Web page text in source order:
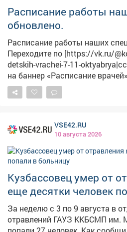
Расписание работы
обновлено.
Расписание работы наших
Переходите по [https://vk.ru/
detskih-vrachei-7-11-
на баннер «Расписание
сообщества Важные номера телефонов: 📌 Вызов
врача на дом Для взрослых: 4-77-77 Для детей
пр. Шахтёров, 27: 3-66-05 Детская поликлиника ул. Гули
Королёвой, 15: 2-29-06 Единый колл-центр: 4-77-77 📌
Стоматология Регистратура: 2-20-84 Платный кабинет:
2-05-83 📌 Психо-неврологический диспансер
Регистратура: 3-99-72 📌 Женская консультация
Регистратура: 2-11-38 📌 Центр здоровья
Регистратура: 6-51-77 (добавочный
пт, с 8:00 до 16:00. Адрес:
Запись к врачам через
Врач42, чат-бот в Макс
VSE42.RU
10 августа 2026
Кузбассовец умер от
еще десятки человек
За неделю с 3 по 9 августа в
отравлений ГАУЗ ККБСМП им.